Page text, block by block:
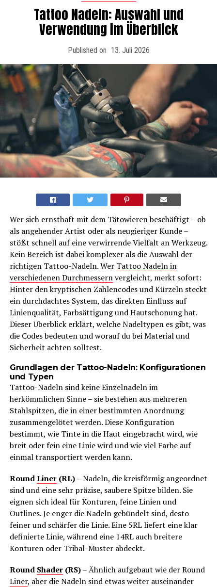
Tattoo Nadeln: Auswahl und
Verwendung im Überblick
Published on 13. Juli 2026
Wer sich ernsthaft mit dem Tätowieren beschäftigt – ob
als angehender Artist oder als neugieriger Kunde –
stößt schnell auf eine verwirrende Vielfalt an Werkzeug.
Kein Bereich ist dabei komplexer als die Auswahl der
richtigen Tattoo-Nadeln. Wer Tattoo Nadeln in
verschiedenen Durchmessernvergleicht, merkt sofort:
Hinter den kryptischen Zahlencodes und Kürzeln steckt
ein durchdachtes System, das direkten Einfluss auf
Linienqualität, Farbsättigung und Hautschonung hat.
Dieser Überblick erklärt, welche Nadeltypen es gibt, was
die Codes bedeuten und worauf du bei Material und
Sicherheit achten solltest.
Grundlagen der Tattoo-Nadeln: Konfigurationen
und Typen
Tattoo-Nadeln sind keine Einzelnadeln im
herkömmlichen Sinne – sie bestehen aus mehreren
Stahlspitzen, die in einer bestimmten Anordnung
zusammengelötet werden. Diese Konfiguration
bestimmt, wie Tinte in die Haut eingebracht wird, wie
breit oder fein eine Linie wird und wie viel Farbe auf
einmal transportiert werden kann.
RoundLiner (RL)– Nadeln, die kreisförmig angeordnet
sind und eine sehr präzise, saubere Spitze bilden. Sie
eignen sich ideal für Konturen, feine Linien und
Outlines. Je enger die Nadeln gebündelt sind, desto
feiner und schärfer die Linie. Eine 5RL liefert eine klar
definierte Linie, während eine 14RL auch breitere
Konturen oder Tribal-Muster abdeckt.
Round Shader (RS)– Ähnlich aufgebaut wie der Round
Liner, aber die Nadeln sind etwas weiter auseinander